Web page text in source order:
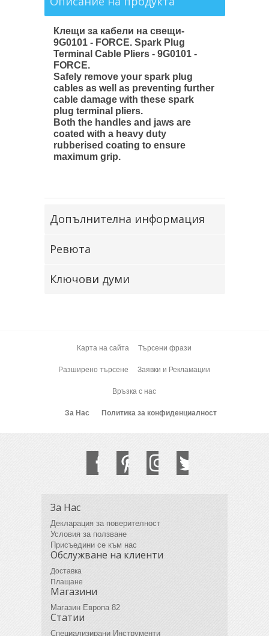
Клещи за кабели на свещи-
9G0101 - FORCE. Spark Plug
Terminal Cable Pliers - 9G0101 -
FORCE.
Safely remove your spark plug
cables as well as preventing further
cable damage with these spark
plug terminal pliers.
Both the handles and jaws are
coated with a heavy duty
rubberised coating to ensure
maximum grip.
Допълнителна информация
Ревюта
Ключови думи
Карта на сайта Търсени фрази
Разширено търсене Заявки и Рекламации
Връзка с нас
За Нас Политика за конфиденциалност
За Нас
Декларация за поверителност
Условия за ползване
Присъедини се към нас
Обслужване на клиенти
Доставка
Плащане
Магазини
Магазин Европа 82
Статии
Специализирани Инструменти